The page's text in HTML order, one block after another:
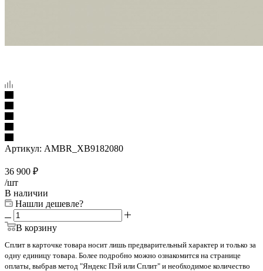
Артикул: AMBR_XB9182080
36 900 ₽
/шт
В наличии
Нашли дешевле?
В корзину
Сплит в карточке товара носит лишь предварительный характер и только за
одну единицу товара. Более подробно можно ознакомится на странице
оплаты, выбрав метод "Яндекс Пэй или Сплит" и необходимое количество